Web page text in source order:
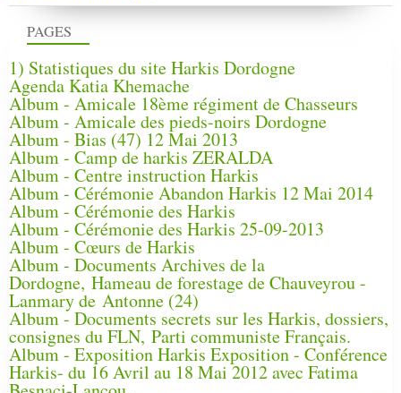
PAGES
1) Statistiques du site Harkis Dordogne
Agenda Katia Khemache
Album - Amicale 18ème régiment de Chasseurs
Album - Amicale des pieds-noirs Dordogne
Album - Bias (47) 12 Mai 2013
Album - Camp de harkis ZERALDA
Album - Centre instruction Harkis
Album - Cérémonie Abandon Harkis 12 Mai 2014
Album - Cérémonie des Harkis
Album - Cérémonie des Harkis 25-09-2013
Album - Cœurs de Harkis
Album - Documents Archives de la
Dordogne, Hameau de forestage de Chauveyrou -
Lanmary de Antonne (24)
Album - Documents secrets sur les Harkis, dossiers,
consignes du FLN, Parti communiste Français.
Album - Exposition Harkis Exposition - Conférence
Harkis- du 16 Avril au 18 Mai 2012 avec Fatima